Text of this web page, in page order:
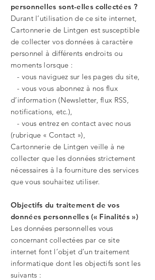
personnelles sont-elles collectées ?
Durant l’utilisation de ce site internet,
Cartonnerie de Lintgen est susceptible
de collecter vos données à caractère
personnel à différents endroits ou
moments lorsque :
- vous naviguez sur les pages du site,
- vous vous abonnez à nos flux
d’information (Newsletter, flux RSS,
notifications, etc.),
- vous entrez en contact avec nous
(rubrique « Contact »),
Cartonnerie de Lintgen veille à ne
collecter que les données strictement
nécessaires à la fourniture des services
que vous souhaitez utiliser.
Objectifs du traitement de vos
données personnelles (« Finalités »)
Les données personnelles vous
concernant collectées par ce site
internet font l’objet d’un traitement
informatique dont les objectifs sont les
suivants :